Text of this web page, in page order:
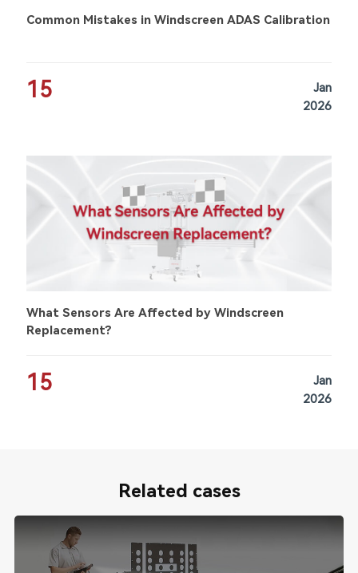
Common Mistakes in Windscreen ADAS Calibration
15
Jan
2026
What Sensors Are Affected by Windscreen
Replacement?
15
Jan
2026
Related cases